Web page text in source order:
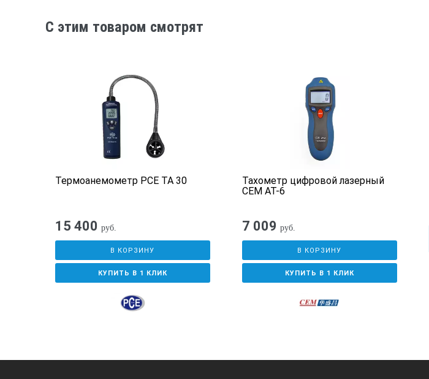
C этим товаром смотрят
Термоанемометр PCE TA 30
15 400 руб.
В КОРЗИНУ
КУПИТЬ В 1 КЛИК
Тахометр цифровой лазерный
CEM AT-6
7 009 руб.
В КОРЗИНУ
КУПИТЬ В 1 КЛИК